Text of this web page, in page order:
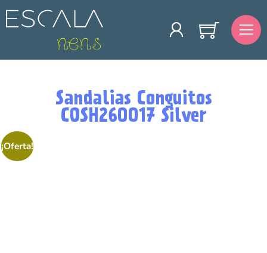
Sandalias Conguitos
COSH260017 Silver
¡Oferta!